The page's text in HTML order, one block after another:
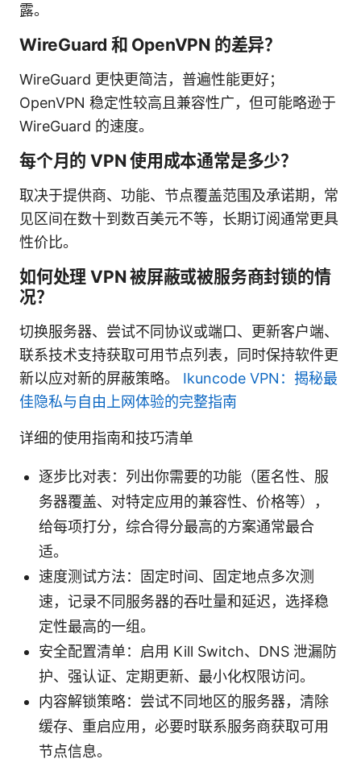
露。
WireGuard 和 OpenVPN 的差异？
WireGuard 更快更简洁，普遍性能更好；
OpenVPN 稳定性较高且兼容性广，但可能略逊于
WireGuard 的速度。
每个月的 VPN 使用成本通常是多少？
取决于提供商、功能、节点覆盖范围及承诺期，常
见区间在数十到数百美元不等，长期订阅通常更具
性价比。
如何处理 VPN 被屏蔽或被服务商封锁的情
况？
切换服务器、尝试不同协议或端口、更新客户端、
联系技术支持获取可用节点列表，同时保持软件更
新以应对新的屏蔽策略。 Ikuncode VPN：揭秘最
佳隐私与自由上网体验的完整指南
详细的使用指南和技巧清单
逐步比对表：列出你需要的功能（匿名性、服
务器覆盖、对特定应用的兼容性、价格等），
给每项打分，综合得分最高的方案通常最合
适。
速度测试方法：固定时间、固定地点多次测
速，记录不同服务器的吞吐量和延迟，选择稳
定性最高的一组。
安全配置清单：启用 Kill Switch、DNS 泄漏防
护、强认证、定期更新、最小化权限访问。
内容解锁策略：尝试不同地区的服务器，清除
缓存、重启应用，必要时联系服务商获取可用
节点信息。